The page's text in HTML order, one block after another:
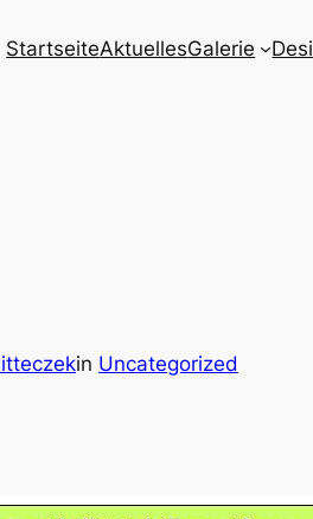
StartseiteAktuellesGalerie
in Uncategorized